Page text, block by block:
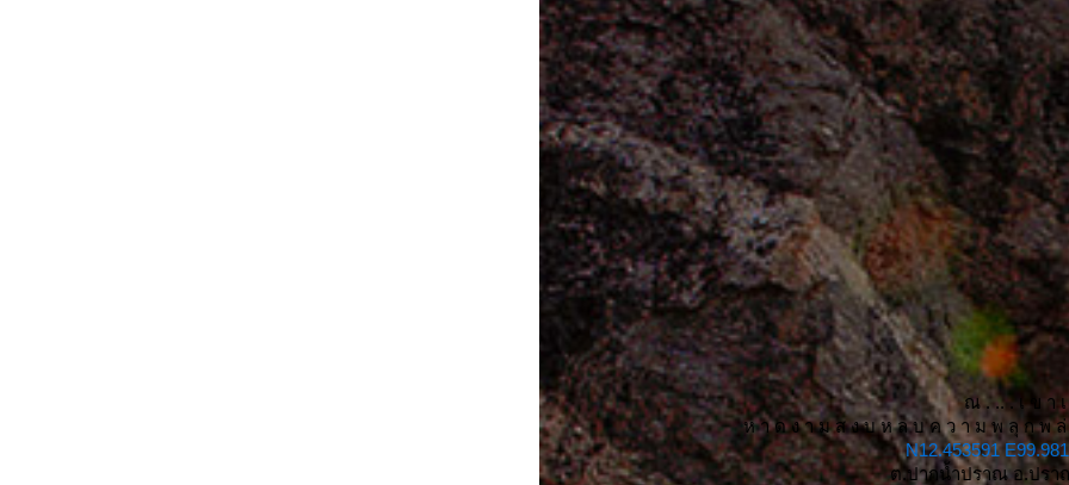
ณ . .. . เ ข า
ห า ด ง า ม ส ง บ ห ล บ ค ว า ม พ ลุ ก พ
N12.453591
ต.ปากน้ำปราณ อ.ปรา